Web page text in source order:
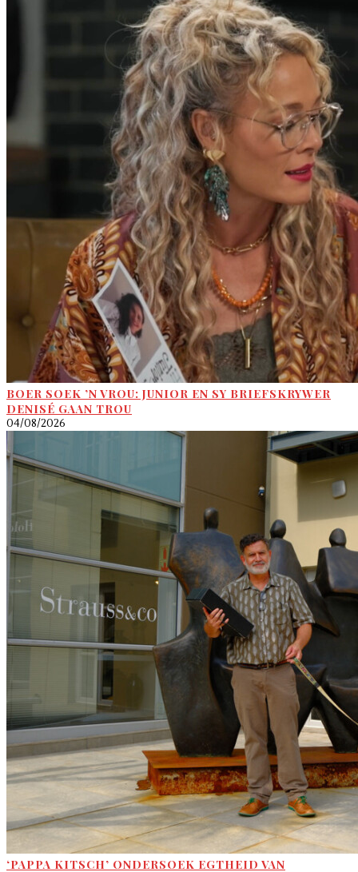
BOER SOEK ’N VROU: JUNIOR EN SY BRIEFSKRYWER
DENISÉ GAAN TROU
04/08/2026
‘PAPPA KITSCH’ ONDERSOEK EGTHEID VAN